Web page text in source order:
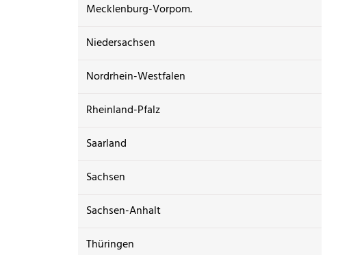
Mecklenburg-Vorpom.
Niedersachsen
Nordrhein-Westfalen
Rheinland-Pfalz
Saarland
Sachsen
Sachsen-Anhalt
Thüringen